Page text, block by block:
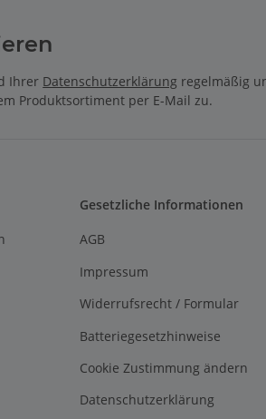
Ihrer Datenschutzerklärung regelmäßig
Produktsortiment per E-Mail zu.
Gesetzliche Informationen
AGB
Impressum
Widerrufsrecht / Formular
Batteriegesetzhinweise
Cookie Zustimmung ändern
Datenschutzerklärung